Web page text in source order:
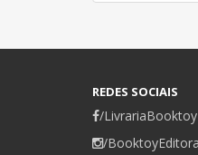
REDES SOCIAIS
/LivrariaBooktoy
/BooktoyEditora